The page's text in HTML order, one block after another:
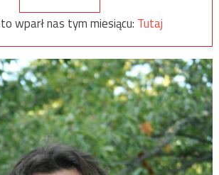
wparł nas tym miesiącu: Tutaj